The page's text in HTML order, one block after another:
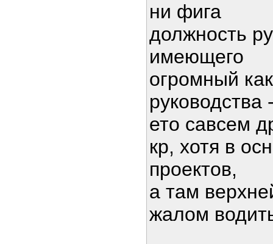
ни фига
должность
имеющего
огромный
руководства
ето савсем
кр, хотя в
проектов,
а там
жалом